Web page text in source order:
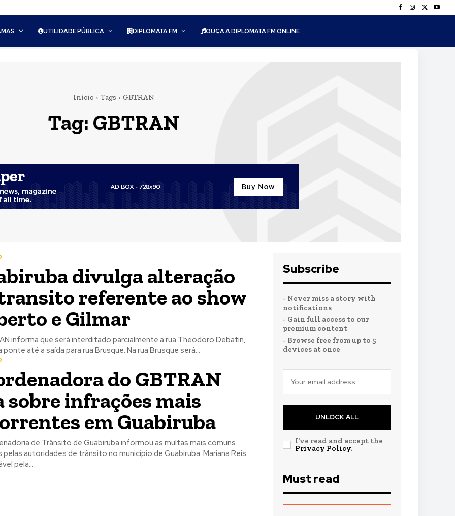
UTILIDADE PÚBLICA DIPLOMATA FM OUÇA A DIPLOMATA FM ONLINE
Início Tags GBTRAN
Tag: GBTRAN
divulga alteração
referente ao show
e Gilmar
informa que será interditado parcialmente a rua Theodoro Debatin,
ponte até a saída para rua Brusque. Na rua Brusque será...
do GBTRAN
sobre infrações mais
em Guabiruba
de Trânsito de Guabiruba informou as multas mais comuns
pelas autoridades de trânsito no município de Guabiruba. Mariana Reis
pela...
Subscribe
- Never miss a story with
notifications
- Gain full access to our
premium content
- Browse free from up to 5
devices at once
UNLOCK ALL
I've read and accept the
Privacy Policy.
Must read